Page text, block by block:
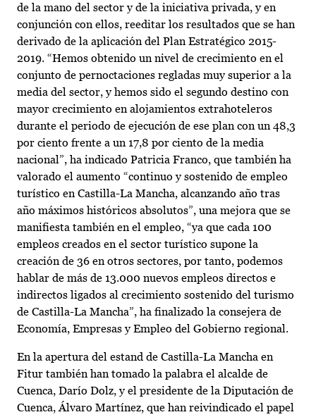
de la mano del sector y de la iniciativa privada, y en
conjunción con ellos, reeditar los resultados que se han
derivado de la aplicación del Plan Estratégico 2015-
2019. “Hemos obtenido un nivel de crecimiento en el
conjunto de pernoctaciones regladas muy superior a la
media del sector, y hemos sido el segundo destino con
mayor crecimiento en alojamientos extrahoteleros
durante el periodo de ejecución de ese plan con un 48,3
por ciento frente a un 17,8 por ciento de la media
nacional”, ha indicado Patricia Franco, que también ha
valorado el aumento “continuo y sostenido de empleo
turístico en Castilla-La Mancha, alcanzando año tras
año máximos históricos absolutos”, una mejora que se
manifiesta también en el empleo, “ya que cada 100
empleos creados en el sector turístico supone la
creación de 36 en otros sectores, por tanto, podemos
hablar de más de 13.000 nuevos empleos directos e
indirectos ligados al crecimiento sostenido del turismo
de Castilla-La Mancha”, ha finalizado la consejera de
Economía, Empresas y Empleo del Gobierno regional.
En la apertura del estand de Castilla-La Mancha en
Fitur también han tomado la palabra el alcalde de
Cuenca, Darío Dolz, y el presidente de la Diputación de
Cuenca, Álvaro Martínez, que han reivindicado el papel